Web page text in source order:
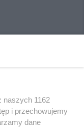
naszych 1162
i przechowujemy
dane